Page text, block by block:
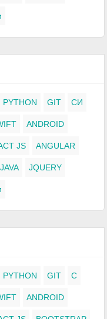
PYTHON GIT СИ
ANDROID
JS ANGULAR
JAVA JQUERY
PYTHON GIT C
ANDROID